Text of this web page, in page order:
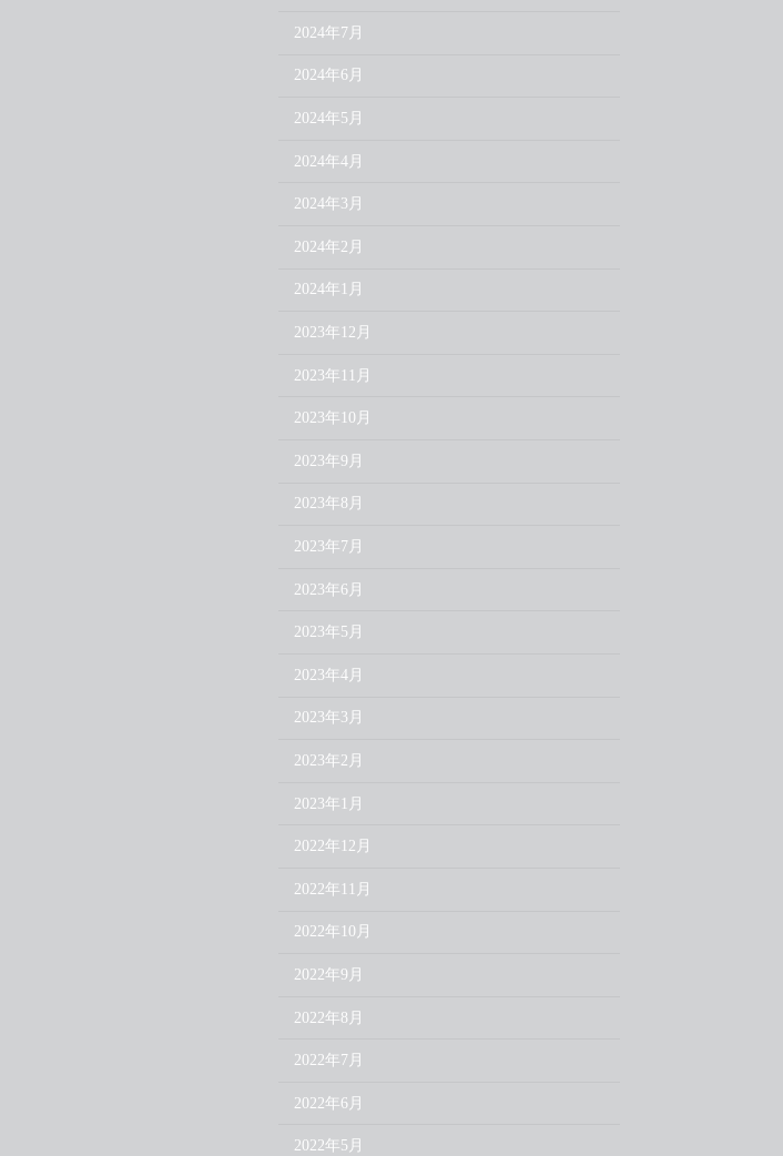
2024年7月
2024年6月
2024年5月
2024年4月
2024年3月
2024年2月
2024年1月
2023年12月
2023年11月
2023年10月
2023年9月
2023年8月
2023年7月
2023年6月
2023年5月
2023年4月
2023年3月
2023年2月
2023年1月
2022年12月
2022年11月
2022年10月
2022年9月
2022年8月
2022年7月
2022年6月
2022年5月